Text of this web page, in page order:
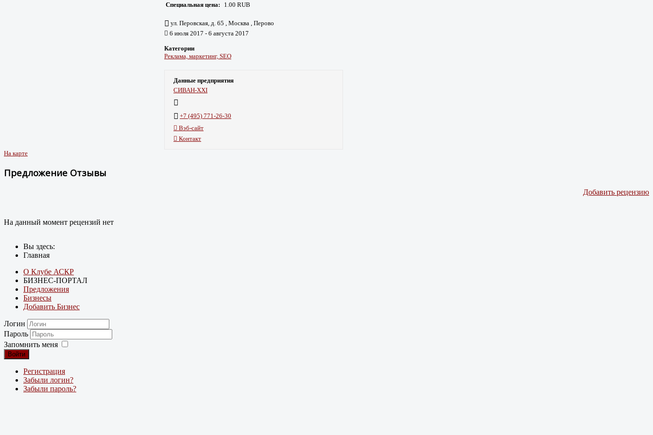
Специальная цена: 1.00 RUB
ул. Перовская, д. 65 , Москва , Перово
6 июля 2017 - 6 августа 2017
Категории
Реклама, маркетинг, SEO
Данные предприятия
СИВАН-XXI
+7 (495) 771-26-30
Вэб-сайт
Контакт
На карте
Предложение Отзывы
Добавить рецензию
На данный момент рецензий нет
Вы здесь:
Главная
О Клубе АСКР
БИЗНЕС-ПОРТАЛ
Предложения
Бизнесы
Добавить Бизнес
Логин
Пароль
Запомнить меня
Войти
Регистрация
Забыли логин?
Забыли пароль?